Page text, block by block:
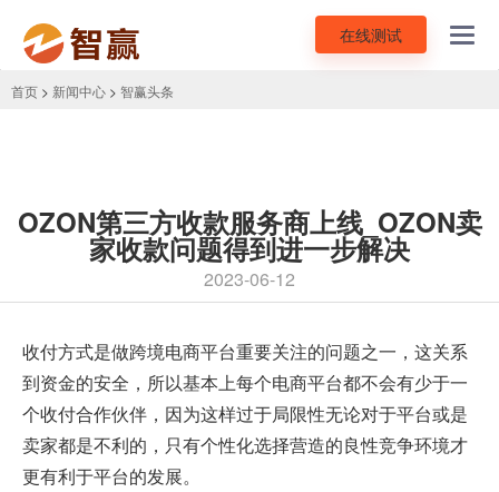
在线测试
首页 > 新闻中心 > 智赢头条
OZON第三方收款服务商上线_OZON卖
家收款问题得到进一步解决
2023-06-12
收付方式是做跨境电商平台重要关注的问题之一，这关系
到资金的安全，所以基本上每个电商平台都不会有少于一
个收付合作伙伴，因为这样过于局限性无论对于平台或是
卖家都是不利的，只有个性化选择营造的良性竞争环境才
更有利于平台的发展。